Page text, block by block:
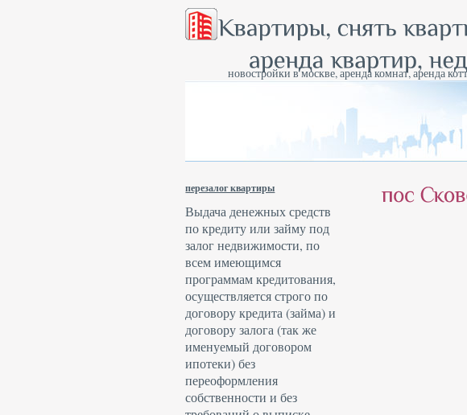
новостройки в москве, аренда комнат, аренда
перезалог квартиры
Выдача денежных средств
по кредиту или займу под
залог недвижимости, по
всем имеющимся
программам кредитования,
осуществляется строго по
договору кредита (займа) и
договору залога (так же
именуемый договором
ипотеки) без
переоформления
собственности и без